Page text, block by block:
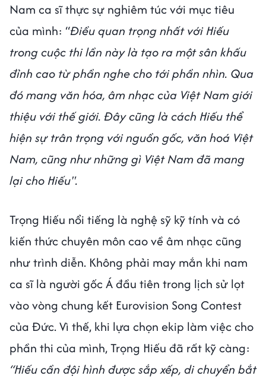
Nam ca sĩ thực sự nghiêm túc với mục tiêu
của mình: “Điều quan trọng nhất với Hiếu
trong cuộc thi lần này là tạo ra một sân khấu
đỉnh cao từ phần nghe cho tới phần nhìn. Qua
đó mang văn hóa, âm nhạc của Việt Nam giới
thiệu với thế giới. Đây cũng là cách Hiếu thể
hiện sự trân trọng với nguồn gốc, văn hoá Việt
Nam, cũng như những gì Việt Nam đã mang
lại cho Hiếu".
Trọng Hiếu nổi tiếng là nghệ sỹ kỹ tính và có
kiến thức chuyên môn cao về âm nhạc cũng
như trình diễn. Không phải may mắn khi nam
ca sĩ là người gốc Á đầu tiên trong lịch sử lọt
vào vòng chung kết Eurovision Song Contest
của Đức. Vì thế, khi lựa chọn ekip làm việc cho
phần thi của mình, Trọng Hiếu đã rất kỹ càng:
“Hiếu cần đội hình được sắp xếp, di chuyển bắt